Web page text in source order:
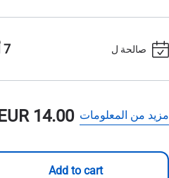
صالحة ل 7 أيام
مزيد من المعلومات EUR14.00
Add to cart